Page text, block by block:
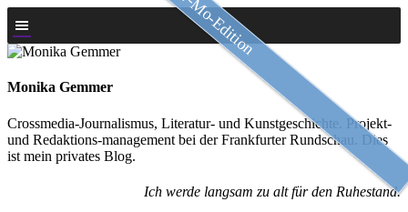
Zum
Inhalt
springen
Monika Gemmer
Crossmedia-Journalismus, Literatur- und Kunstgeschichte. Projekt-
und Redaktions-management bei der Frankfurter Rundschau. Dies
ist mein privates Blog.
Ich werde langsam zu alt für den Ruhestand.